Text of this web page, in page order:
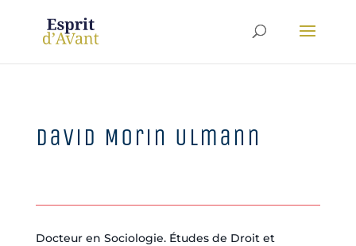
David Morin Ulmann
Docteur en Sociologie. Études de Droit et